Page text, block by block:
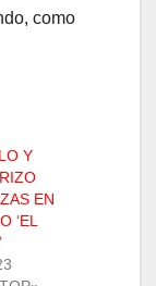
como
Y
EN
‘EL